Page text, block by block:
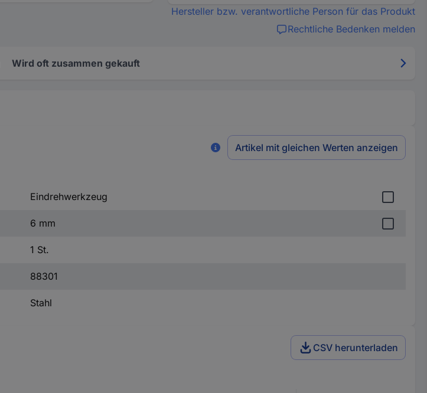
Hersteller bzw. verantwortliche Person für das Produkt
Rechtliche Bedenken melden
Wird oft zusammen gekauft
Artikel mit gleichen Werten anzeigen
Eindrehwerkzeug
6 mm
1 St.
88301
Stahl
CSV herunterladen